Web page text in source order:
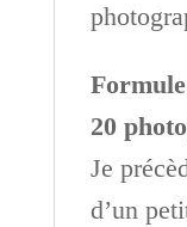
20
Je
d’un